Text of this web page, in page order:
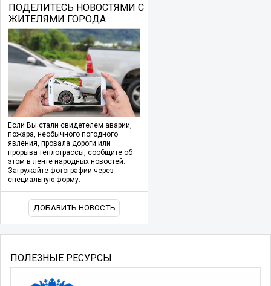
ПОДЕЛИТЕСЬ НОВОСТЯМИ С
ЖИТЕЛЯМИ ГОРОДА
Если Вы стали свидетелем аварии,
пожара, необычного погодного
явления, провала дороги или
прорыва теплотрассы, сообщите об
этом в ленте народных новостей.
Загружайте фотографии через
специальную форму.
ДОБАВИТЬ НОВОСТЬ
ПОЛЕЗНЫЕ РЕСУРСЫ